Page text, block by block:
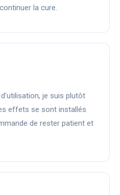
la cure.
je suis plutôt
effets se sont installés
de rester patient et